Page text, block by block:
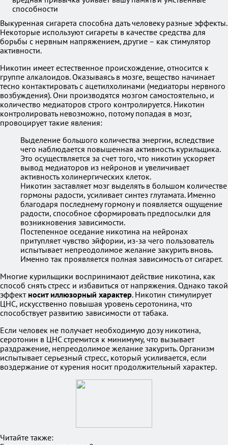
Выкуренная сигарета способна дать человеку разные эффекты.
Некоторые используют сигареты в качестве средства для
борьбы с нервным напряжением, другие – как стимулятор
активности.
Никотин имеет естественное происхождение, относится к
группе алкалоидов. Оказываясь в мозге, вещество начинает
тесно контактировать с ацетилхолинами (медиаторы нервного
возбуждения). Они производятся мозгом самостоятельно, и
количество медиаторов строго контролируется. Никотин
контролировать невозможно, потому попадая в мозг,
провоцирует такие явления:
Выделение большого количества энергии, вследствие
чего наблюдается повышенная активность курильщика.
Это осуществляется за счет того, что никотин ускоряет
вывод медиаторов из нейронов и увеличивает
активность холинергических клеток.
Никотин заставляет мозг выделять в большом количестве
гормоны радости, усиливает синтез глутамата. Именно
благодаря последнему гормону и появляется ощущение
радости, способное сформировать предпосылки для
возникновения зависимости.
Постепенное оседание никотина на нейронах
притупляет чувство эйфории, из-за чего пользователь
испытывает непреодолимое желание закурить вновь.
Именно так проявляется полная зависимость от сигарет.
Многие курильщики воспринимают действие никотина, как
способ снять стресс и избавиться от напряжения. Однако такой
эффект носит иллюзорный характер. Никотин стимулирует
ЦНС, искусственно повышая уровень серотонина, что
способствует развитию зависимости от табака.
Если человек не получает необходимую дозу никотина,
серотонин в ЦНС стремится к минимуму, что вызывает
раздражение, непреодолимое желание закурить. Организм
испытывает серьезный стресс, который усиливается, если
воздержание от курения носит продолжительный характер.
Читайте также: